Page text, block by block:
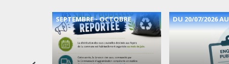
SEPTEMBRE - OCTOBRE DU 20/07/2026